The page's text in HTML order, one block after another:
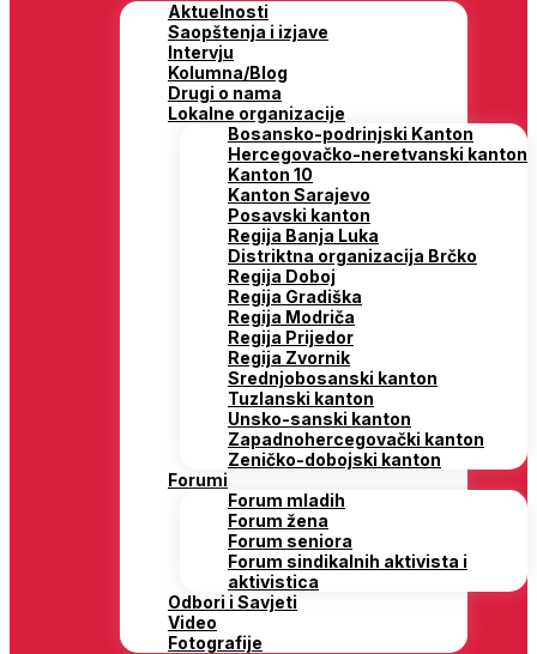
Aktuelnosti
Saopštenja i izjave
Intervju
Kolumna/Blog
Drugi o nama
Lokalne organizacije
Bosansko-podrinjski Kanton
Hercegovačko-neretvanski kanton
Kanton 10
Kanton Sarajevo
Posavski kanton
Regija Banja Luka
Distriktna organizacija Brčko
Regija Doboj
Regija Gradiška
Regija Modriča
Regija Prijedor
Regija Zvornik
Srednjobosanski kanton
Tuzlanski kanton
Unsko-sanski kanton
Zapadnohercegovački kanton
Zeničko-dobojski kanton
Forumi
Forum mladih
Forum žena
Forum seniora
Forum sindikalnih aktivista i
aktivistica
Odbori i Savjeti
Video
Fotografije